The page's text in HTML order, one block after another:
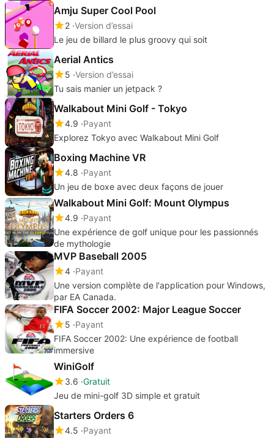
Amju Super Cool Pool
2 Version d’essai
Le jeu de billard le plus groovy qui soit
Aerial Antics
5 Version d’essai
Tu sais manier un jetpack ?
Walkabout Mini Golf - Tokyo
4.9 Payant
Explorez Tokyo avec Walkabout Mini Golf
Boxing Machine VR
4.8 Payant
Un jeu de boxe avec deux façons de jouer
Walkabout Mini Golf: Mount Olympus
4.9 Payant
Une expérience de golf unique pour les passionnés
de mythologie
MVP Baseball 2005
4 Payant
Une version complète de l'application pour Windows,
par EA Canada.
FIFA Soccer 2002: Major League Soccer
5 Payant
FIFA Soccer 2002: Une expérience de football
immersive
WiniGolf
3.6 Gratuit
Jeu de mini-golf 3D simple et gratuit
Starters Orders 6
4.5 Payant